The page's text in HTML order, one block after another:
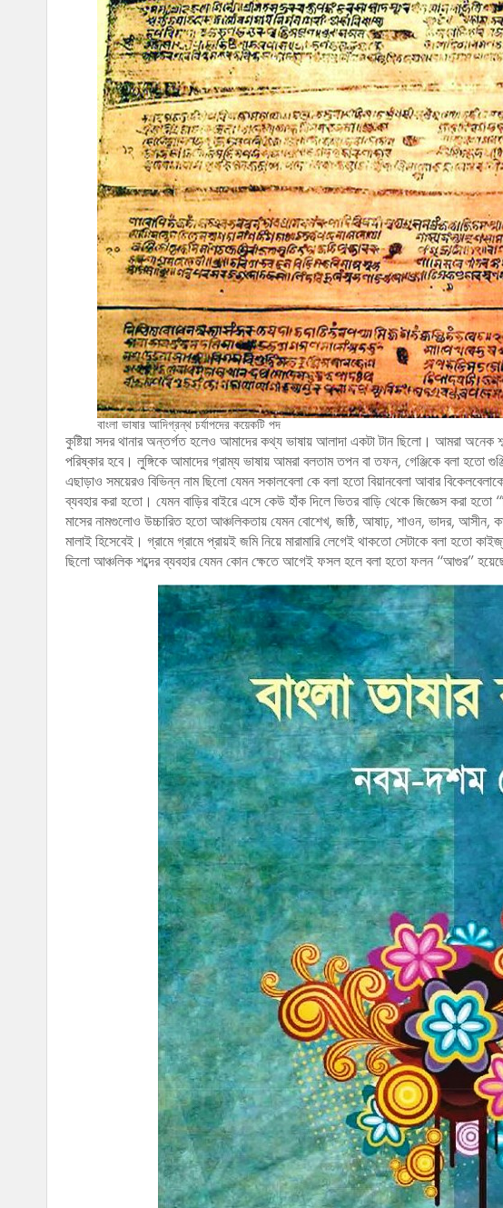
বাংলা ভাষার আদিগ্রন্থ চর্যাপদের কয়েকটি পদ
কুষ্টিয়া সদর থানার অন্তর্গত হলেও আমাদের কথ্য ভাষায় আলাদা একটা টান ছিলো। আমরা অনেক
পরিষ্কার হবে। লুঙ্গিকে আমাদের গ্রাম্য ভাষায় আমরা বলতাম তপন বা তফন, গেঞ্জিকে বলা
এছাড়াও সময়েরও বিভিন্ন নাম ছিলো যেমন সকালবেলা কে বলা হতো বিয়ানবেলা আবার
ব্যবহার করা হতো। যেমন বাড়ির বাইরে এসে কেউ হাঁক দিলে ভিতর বাড়ি থেকে জিজ্ঞেস করা হতো
মাসের নামগুলোও উচ্চারিত হতো আঞ্চলিকতায় যেমন বোশেখ, জষ্ঠি, আষাঢ়, শাওন, ভাদর,
মালাই হিসেবেই। গ্রামে গ্রামে প্রায়ই জমি নিয়ে মারামারি লেগেই থাকতো সেটাকে বলা
ছিলো আঞ্চলিক শব্দের ব্যবহার যেমন কোন ক্ষেতে আগেই ফসল হলে বলা হতো ফলন “আগুর”